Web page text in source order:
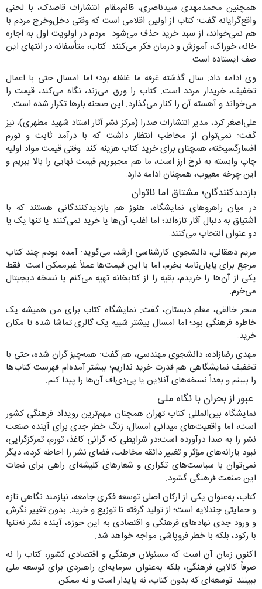
همچنین محمدمهدی سیدناصری، قائم‌مقام انتشارات قاصدک، با لحنی
واقع‌گرایانه گفت: کتاب از اولین اقلامی است که وقتی دخل‌وخرج مردم با
هم نمی‌خواند، از سبد خرید حذف می‌شود. مردم در اولویت اول به اجاره
خانه، خوراک، آموزش و درمان فکر می‌کنند. کتاب، متأسفانه در انتهای این
صف ایستاده است.
وی ادامه داد: سال گذشته غرفه ما غلغله بود؛ اما امسال حتی با اعمال
تخفیف، خریدار مردد است. کتاب را ورق می‌زند، نگاه می‌کند، قیمت را
می‌خواند و آهسته آن را کنار می‌گذارد. این صحنه بارها تکرار شده است.
علی‌اصغر کرد، مدیر انتشارات صدرا (مرکز نشر آثار استاد شهید مطهری)، نیز
گفت: نمی‌توان از مخاطب انتظار داشت که با درآمد ثابت و تورم
افسارگسیخته، همچنان برای خرید کتاب هزینه کند. وقتی قیمت مواد اولیه
چاپ وابسته به نرخ ارز است، ما هم مجبوریم قیمت نهایی را بالا ببریم و
این چرخه معیوب، همچنان ادامه دارد.
بازدیدکنندگان؛ مشتاق اما ناتوان
در میان راهروهای نمایشگاه، هنوز هم بازدیدکنندگانی هستند که با
اشتیاق به دنبال آثار تازه‌اند؛ اما اغلب آن‌ها یا خرید نمی‌کنند یا تنها یک یا
دو عنوان انتخاب می‌کنند.
مریم دهقانی، دانشجوی کارشناسی ارشد، می‌گوید: آمده بودم چند کتاب
مرجع برای پایان‌نامه بخرم، اما با این قیمت‌ها عملاً غیرممکن است. فقط
یکی از آن‌ها را خریدم، بقیه را از کتابخانه تهیه می‌کنم یا نسخه دیجیتال
می‌خرم.
سحر خالقی، معلم دبستان، گفت: نمایشگاه کتاب برای من همیشه یک
خاطره فرهنگی بود؛ اما امسال بیشتر شبیه یک گالری تماشا شده تا مکان
خرید.
مهدی رضازاده، دانشجوی مهندسی، هم گفت: همه‌چیز گران شده، حتی با
تخفیف نمایشگاهی هم قدرت خرید نداریم؛ بیشتر آمده‌ام فهرست کتاب‌ها
را ببینم و بعداً نسخه‌های آنلاین یا پی‌دی‌اف آن‌ها را پیدا کنم.
عبور از بحران با نگاه ملی
نمایشگاه بین‌المللی کتاب تهران همچنان مهم‌ترین رویداد فرهنگی کشور
است، اما واقعیت‌های میدانی امسال، زنگ خطر جدی برای آینده صنعت
نشر را به صدا درآورده است؛در شرایطی که گرانی کاغذ، تورم، تمرکزگرایی،
نبود یارانه‌های مؤثر و تغییر ذائقه مخاطب، فضای نشر را احاطه کرده، دیگر
نمی‌توان با سیاست‌های تکراری و شعارهای کلیشه‌ای راهی برای نجات
این صنعت فرهنگی گشود.
کتاب، به‌عنوان یکی از ارکان اصلی توسعه فکری جامعه، نیازمند نگاهی تازه
و حمایتی چندلایه است؛ از تولید گرفته تا توزیع و خرید. بدون تغییر نگرش
و ورود جدی نهادهای فرهنگی و اقتصادی به این حوزه، آینده نشر نه‌تنها
با رکود، بلکه با خطر فروپاشی مواجه خواهد شد.
اکنون زمان آن است که مسئولان فرهنگی و اقتصادی کشور، کتاب را نه
صرفاً کالایی فرهنگی، بلکه به‌عنوان سرمایه‌ای راهبردی برای توسعه ملی
ببینند. توسعه‌ای که بدون کتاب، نه پایدار است و نه ممکن.